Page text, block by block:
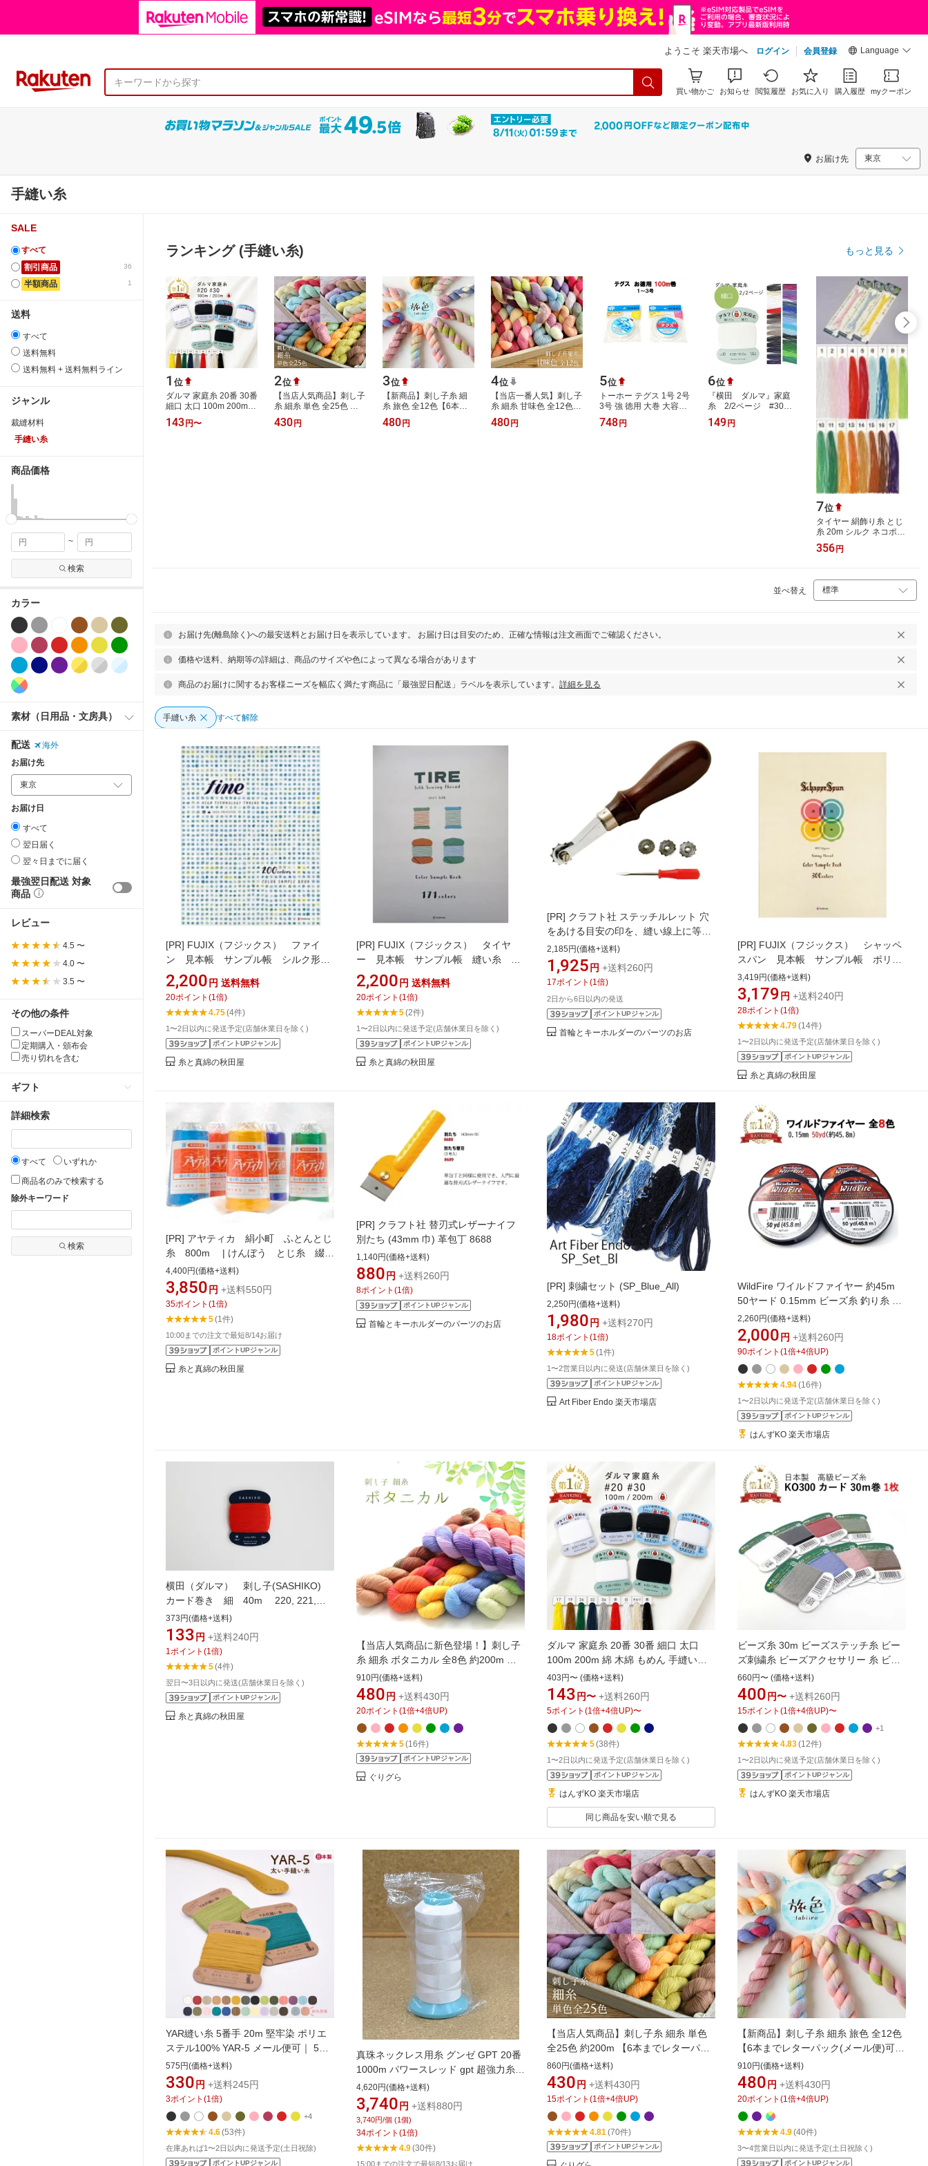
ようこそ 楽天市場へ ログイン 会員登録 Language
買い物かご お知らせ 閲覧履歴 お気に入り 購入履歴 myクーポン
お届け先
手縫い糸
SALE
すべて
36
割引商品
1
半額商品
送料
すべて
送料無料
送料無料 + 送料無料ライン
ジャンル
裁縫材料
手縫い糸
商品価格
~
検索
カラー
素材（日用品・文房具）
配送
海外
お届け先
お届け日
すべて
翌日届く
翌々日までに届く
最強翌日配送 対象
商品
レビュー
4.5 〜
4.0 〜
3.5 〜
その他の条件
スーパーDEAL対象
定期購入・頒布会
売り切れを含む
ギフト
詳細検索
すべて
いずれか
商品名のみで検索する
除外キーワード
検索
ランキング (手縫い糸) もっと見る
1 位
ダルマ 家庭糸 20番 30番
細口 太口 100m 200m
綿 木綿 もめん 手縫い糸
手縫い 糸 手ぬい 手芸 ハ
143 円〜
2位
【当店人気商品】刺し子
糸 細糸 単色 全25色 約
200m 【6本までレター
パック(メール便)可】繊
430 円
3位
【新商品】刺し子糸 細
糸 旅色 全12色【6本ま
でレターパック(メール
便)可】細い刺し子糸 細
480 円
4位
【当店一番人気】刺し子
糸 細糸 甘味色 全12色
約200m 【6本までレタ
ーパック(メール便)可】
480 円
5位
トーホー テグス 1号 2号
3号 強 徳用 大巻 大容量
100m ナイロン 透明 ビ
ーズ糸 耐久性 強度 丈夫
748 円
6位
『横田 ダルマ』家庭
糸 2/2ページ #30細
口 100m 【C1-2】
149 円
7位
タイヤー 絹飾り糸 とじ
糸 20m シルク ネコポス
可 fjx フジックス 手芸の
山久
356 円
並べ替え
お届け先(離島除く)への最安送料とお届け日を表示しています。 お届け日は目安のため、正確な情報は注文画面でご確認ください。
価格や送料、納期等の詳細は、商品のサイズや色によって異なる場合があります
商品のお届けに関するお客様ニーズを幅広く満たす商品に「最強翌日配送」ラベルを表示しています。 詳細を見る
手縫い糸 すべて解除
[PR] FUJIX（フジックス） ファイ
ン 見本帳 サンプル帳 シルク形状
縫い糸 カラーコード
2,200 円 送料無料
20ポイント (1倍)
4.75(4件)
1〜2日以内に発送予定(店舗休業日を除く)
ポイントUPジャンル
糸と真綿の秋田屋
[PR] FUJIX（フジックス） タイヤ
ー 見本帳 サンプル帳 縫い糸 カ
ラーコード
2,200 円 送料無料
20ポイント (1倍)
5(2件)
1〜2日以内に発送予定(店舗休業日を除く)
ポイントUPジャンル
糸と真綿の秋田屋
[PR] クラフト社 ステッチルレット 穴
をあける目安の印を、縫い線上に等間
隔に付けます 8407
2,185円(価格+送料)
1,925 円 +送料260円
17ポイント (1倍)
2日から6日以内の発送
ポイントUPジャンル
首輪とキーホルダーのパーツのお店
[PR] FUJIX（フジックス） シャッペ
スパン 見本帳 サンプル帳 ポリエ
ステル高級縫い糸 カラーコード
3,419円(価格+送料)
3,179 円 +送料240円
28ポイント (1倍)
4.79(14件)
1〜2日以内に発送予定(店舗休業日を除く)
ポイントUPジャンル
糸と真綿の秋田屋
[PR] アヤティカ 絹小町 ふとんとじ
糸 800m | けんぼう とじ糸 綴じ
糸 袱紗（ふくさ） ざぶとん クッ
ション ふとん 壁かけ カバー類
絹紡
4,400円(価格+送料)
3,850 円 +送料550円
35ポイント (1倍)
5(1件)
10:00までの注文で最短8/14お届け
ポイントUPジャンル
糸と真綿の秋田屋
[PR] クラフト社 替刃式レザーナイフ
別たち (43mm 巾) 革包丁 8688
1,140円(価格+送料)
880 円 +送料260円
8ポイント (1 倍)
ポイントUPジャンル
首輪とキーホルダーのパーツのお店
[PR] 刺繍セット (SP_Blue_All)
2,250円(価格+送料)
1,980 円 +送料270円
18ポイント (1倍)
5(1件)
1〜2営業日以内に発送(店舗休業日を除く)
ポイントUPジャンル
Art Fiber Endo 楽天市場店
WildFire ワイルドファイヤー 約45m
50ヤード 0.15mm ビーズ糸 釣り糸 ホ
ワイト white FROST 白 BLACK 黒
BEIGE ベージュ GREY グレー Green
BLUE Pink Red beadalon ビーダロン
耐久性 強度 丈夫 滑らか 張り 耐水性
ビーズステッチ 糸 ビーズ織 糸 アクセ
サリー 専用糸
2,260円(価格+送料)
2,000 円 +送料260円
90ポイント (1倍+4倍UP)
4.94(16件)
1〜2日以内に発送予定(店舗休業日を除く)
ポイントUPジャンル
はんずKO 楽天市場店
横田（ダルマ） 刺し子(SASHIKO)
カード巻き 細 40m 220, 221,
222, 223, 224, 225, 226, 227, 228,
229
373円(価格+送料)
133 円 +送料240円
1ポイント (1倍)
5(4件)
翌日〜3日以内に発送(店舗休業日を除く)
ポイントUPジャンル
糸と真綿の秋田屋
【当店人気商品に新色登場！】刺し子
糸 細糸 ボタニカル 全8色 約200m 【6
本までレターパック(メール便)可】繊
細な一目刺しにも最適！細い刺し子糸
細かい模様に 赤 オレンジ 黄 黄緑 水色
紫 ピンク 茶 植物をイメージして作っ
た柔らかな色合い
910円(価格+送料)
480 円 +送料430円
20ポイント (1倍+4倍UP)
5(16件)
ポイントUPジャンル
ぐりグら
ダルマ 家庭糸 20番 30番 細口 太口
100m 200m 綿 木綿 もめん 手縫い糸
手縫い 糸 手ぬい 手芸 ハンドメイド リ
メイク DIY インテリア 洋裁 靴下 補修
修繕 修復 虫食い 丈夫 かわいい 定番
家庭用 糸 横田 ヨコタ DARUMA 綿
100% ギフト ダルマ家庭糸 日本製
403円〜 (価格+送料)
143 円〜 +送料260円
5ポイント (1倍+4倍UP)〜
5(38件)
1〜2日以内に発送予定(店舗休業日を除く)
ポイントUPジャンル
はんずKO 楽天市場店
同じ商品を安い順で見る
ビーズ糸 30m ビーズステッチ糸 ビー
ズ刺繍糸 ビーズアクセサリー 糸 ビー
ズステッチ 糸 ビーズ糸 ナイロン ビー
ズ 糸 ビーズクラフト 糸 ビーズクラフ
ト糸 ビーズ刺繍 糸 刺繍 刺繍糸 ステッ
チ糸 ステッチ専用糸 手縫い アクセサ
リー KO300
660円〜 (価格+送料)
400 円〜 +送料260円
15ポイント (1倍+4倍UP)〜
+1
4.83(12件)
1〜2日以内に発送予定(店舗休業日を除く)
ポイントUPジャンル
はんずKO 楽天市場店
YAR縫い糸 5番手 20m 堅牢染 ポリエ
ステル100% YAR-5 メール便可｜ 5番
手 約1mm 堅牢染め 20m巻 日本製 バ
ッグ 持ち手 ボタン付け用 口金 縫いつ
け用 手縫い糸 合成皮革 縫い糸 手ぬい
太い 丈夫 カラーが豊富 裁縫材料 黒 白
赤 ベージュ YAR オーク アイボリー
YAR5
575円(価格+送料)
330 円 +送料245円
3ポイント (1倍)
+4
4.6(53件)
在庫あれば1〜2日以内に発送予定(土日祝除)
ポイントUPジャンル
真珠ネックレス用糸 グンゼ GPT 20番
1000m パワースレッド gpt 超強力糸
パールの糸替え 糸替え 糸交換 パール
糸替え ネックレス 修理 たこ糸 糸切れ
糸換え ジュエリー 念珠 オールノット
ビーズ アクセサリー 数珠 ブレスレッ
ト 中糸 メンテ メンテナンス 直し 釣り
4,620円(価格+送料)
3,740 円 +送料880円
3,740円/個 (1個)
34ポイント (1倍)
4.9(30件)
15:00までの注文で最短8/13お届け
【当店人気商品】刺し子糸 細糸 単色
全25色 約200m 【6本までレターパッ
ク(メール便)可】繊細な一目刺しにも
最適！細い刺し子糸 細かい模様に ピ
ンク 紫 青 緑 オレンジ 茶色 グリーン
赤 若草色 水色 空色 ブラウン イエロー
黄色 茶色 柔らかな色合い
860円(価格+送料)
430 円 +送料430円
15ポイント (1倍+4倍UP)
4.81(70件)
ポイントUPジャンル
【新商品】刺し子糸 細糸 旅色 全12色
【6本までレターパック(メール便)可】
細い刺し子糸 細かい模様に マルチカ
ラー カラフル グラデーション やわら
か鮮やかな発色
910円(価格+送料)
480 円 +送料430円
20ポイント (1倍+4倍UP)
4.9(40件)
3〜4営業日以内に発送予定(土日祝除く)
ポイントUPジャンル